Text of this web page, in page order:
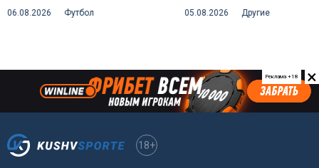
Лейпциг — клуб едко
06.08.2026 Футбол
охота на скрытую
05.08.2026 Другие
×
Реклама +18
18+